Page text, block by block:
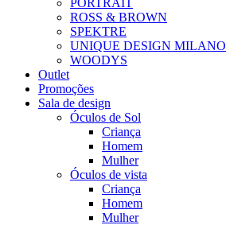
ROSS & BROWN
SPEKTRE
UNIQUE DESIGN MILANO
WOODYS
Outlet
Promoções
Sala de design
Óculos de Sol
Criança
Homem
Mulher
Óculos de vista
Criança
Homem
Mulher